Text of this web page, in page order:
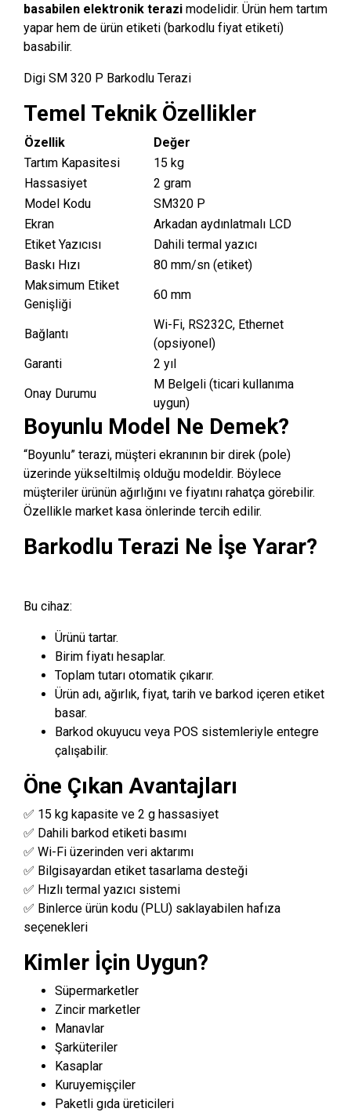
basabilen elektronik terazi modelidir. Ürün hem tartım
yapar hem de ürün etiketi (barkodlu fiyat etiketi)
basabilir.
Digi SM 320 P Barkodlu Terazi
Temel Teknik Özellikler
Özellik
Değer
Tartım Kapasitesi
15 kg
Hassasiyet
2 gram
Model Kodu
SM320 P
Ekran
Arkadan aydınlatmalı LCD
Etiket Yazıcısı
Dahili termal yazıcı
Baskı Hızı
80 mm/sn (etiket)
Maksimum Etiket
Genişliği
60 mm
Bağlantı
Wi-Fi, RS232C, Ethernet
(opsiyonel)
Garanti
2 yıl
Onay Durumu
M Belgeli (ticari kullanıma
uygun)
Boyunlu Model Ne Demek?
“Boyunlu” terazi, müşteri ekranının bir direk (pole)
üzerinde yükseltilmiş olduğu modeldir. Böylece
müşteriler ürünün ağırlığını ve fiyatını rahatça görebilir.
Özellikle market kasa önlerinde tercih edilir.
Barkodlu Terazi Ne İşe Yarar?
Bu cihaz:
Ürünü tartar.
Birim fiyatı hesaplar.
Toplam tutarı otomatik çıkarır.
Ürün adı, ağırlık, fiyat, tarih ve barkod içeren etiket
basar.
Barkod okuyucu veya POS sistemleriyle entegre
çalışabilir.
Öne Çıkan Avantajları
✅ 15 kg kapasite ve 2 g hassasiyet
✅ Dahili barkod etiketi basımı
✅ Wi-Fi üzerinden veri aktarımı
✅ Bilgisayardan etiket tasarlama desteği
✅ Hızlı termal yazıcı sistemi
✅ Binlerce ürün kodu (PLU) saklayabilen hafıza
seçenekleri
Kimler İçin Uygun?
Süpermarketler
Zincir marketler
Manavlar
Şarküteriler
Kasaplar
Kuruyemişçiler
Paketli gıda üreticileri